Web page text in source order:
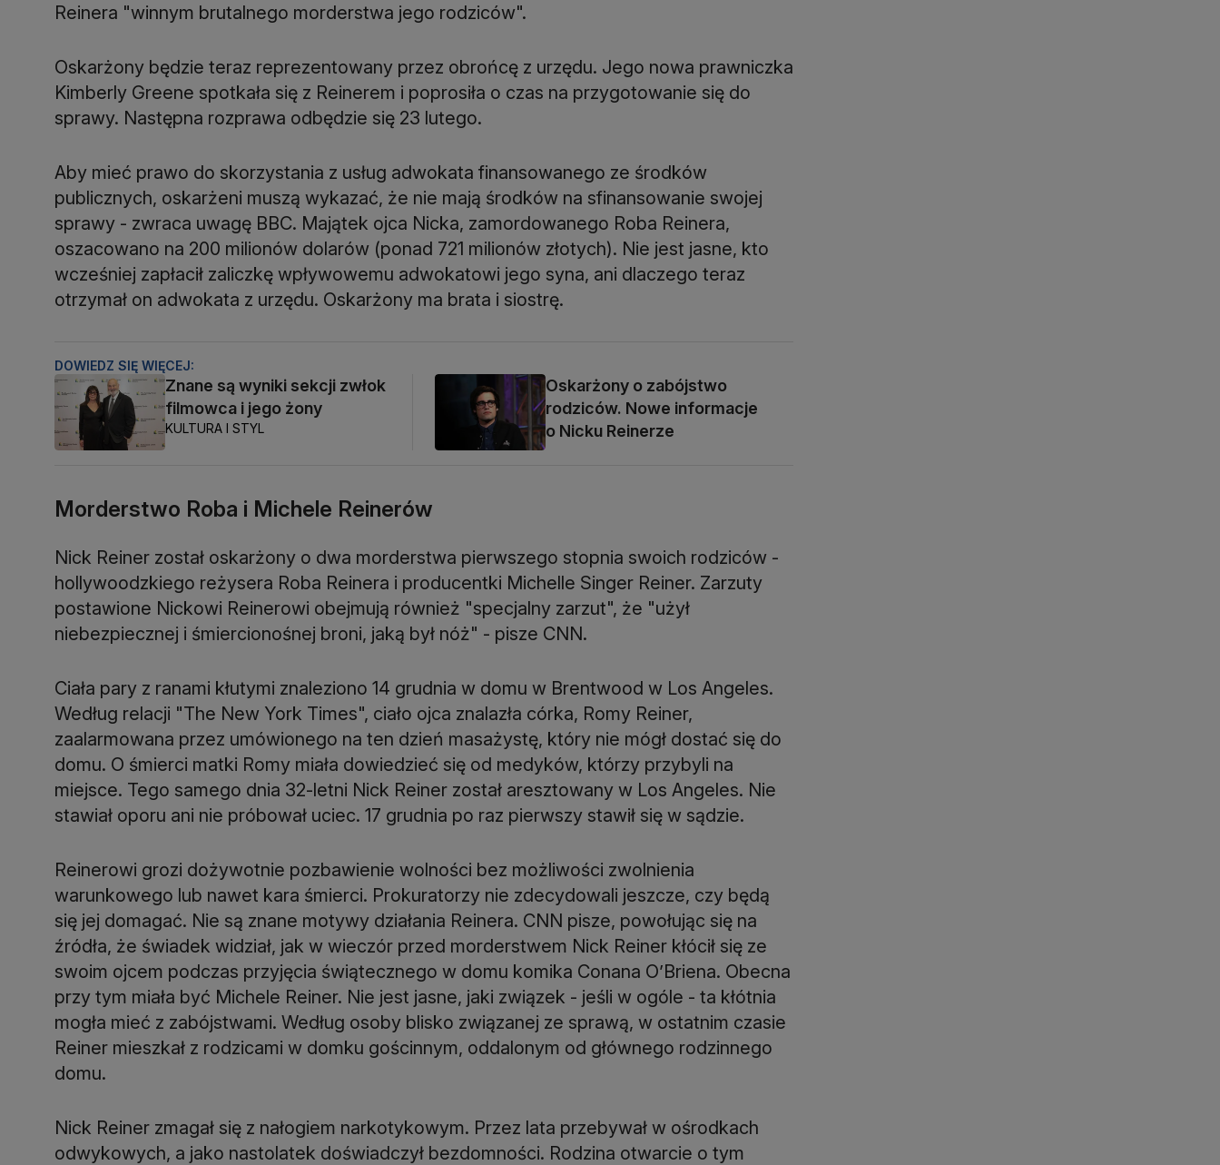
Reinera "winnym brutalnego morderstwa jego rodziców".
Oskarżony będzie teraz reprezentowany przez obrońcę z urzędu. Jego nowa prawniczka
Kimberly Greene spotkała się z Reinerem i poprosiła o czas na przygotowanie się do
sprawy. Następna rozprawa odbędzie się 23 lutego.
Aby mieć prawo do skorzystania z usług adwokata finansowanego ze środków
publicznych, oskarżeni muszą wykazać, że nie mają środków na sfinansowanie swojej
sprawy - zwraca uwagę BBC. Majątek ojca Nicka, zamordowanego Roba Reinera,
oszacowano na 200 milionów dolarów (ponad 721 milionów złotych). Nie jest jasne, kto
wcześniej zapłacił zaliczkę wpływowemu adwokatowi jego syna, ani dlaczego teraz
otrzymał on adwokata z urzędu. Oskarżony ma brata i siostrę.
DOWIEDZ SIĘ WIĘCEJ:
Znane są wyniki sekcji zwłok
filmowca i jego żony
KULTURA I STYL
Oskarżony o zabójstwo
rodziców. Nowe informacje
o Nicku Reinerze
Morderstwo Roba i Michele Reinerów
Nick Reiner został oskarżony o dwa morderstwa pierwszego stopnia swoich rodziców -
hollywoodzkiego reżysera Roba Reinera i producentki Michelle Singer Reiner. Zarzuty
postawione Nickowi Reinerowi obejmują również "specjalny zarzut", że "użył
niebezpiecznej i śmiercionośnej broni, jaką był nóż" - pisze CNN.
Ciała pary z ranami kłutymi znaleziono 14 grudnia w domu w Brentwood w Los Angeles.
Według relacji "The New York Times", ciało ojca znalazła córka, Romy Reiner,
zaalarmowana przez umówionego na ten dzień masażystę, który nie mógł dostać się do
domu. O śmierci matki Romy miała dowiedzieć się od medyków, którzy przybyli na
miejsce. Tego samego dnia 32-letni Nick Reiner został aresztowany w Los Angeles. Nie
stawiał oporu ani nie próbował uciec. 17 grudnia po raz pierwszy stawił się w sądzie.
Reinerowi grozi dożywotnie pozbawienie wolności bez możliwości zwolnienia
warunkowego lub nawet kara śmierci. Prokuratorzy nie zdecydowali jeszcze, czy będą
się jej domagać. Nie są znane motywy działania Reinera. CNN pisze, powołując się na
źródła, że świadek widział, jak w wieczór przed morderstwem Nick Reiner kłócił się ze
swoim ojcem podczas przyjęcia świątecznego w domu komika Conana O’Briena. Obecna
przy tym miała być Michele Reiner. Nie jest jasne, jaki związek - jeśli w ogóle - ta kłótnia
mogła mieć z zabójstwami. Według osoby blisko związanej ze sprawą, w ostatnim czasie
Reiner mieszkał z rodzicami w domku gościnnym, oddalonym od głównego rodzinnego
domu.
Nick Reiner zmagał się z nałogiem narkotykowym. Przez lata przebywał w ośrodkach
odwykowych, a jako nastolatek doświadczył bezdomności. Rodzina otwarcie o tym